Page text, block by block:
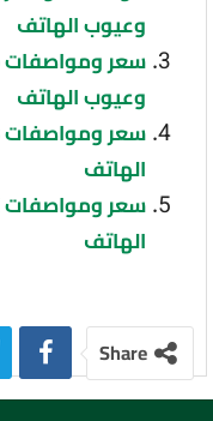
وعيوب الهاتف
وعيوب الهاتف
الهاتف
الهاتف
Share